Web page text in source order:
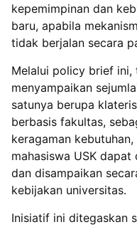
kepemimpinan dan
baru, apabila
tidak berjalan secara
Melalui policy brief ini,
menyampaikan
satunya berupa
berbasis fakultas,
keragaman
mahasiswa USK
dan disampaikan
kebijakan universitas.
Inisiatif ini ditegaskan